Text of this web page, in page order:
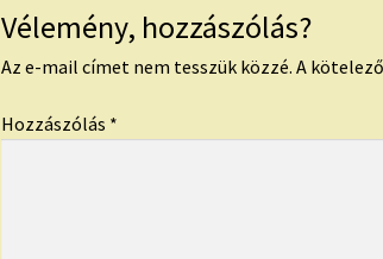
Vélemény, hozzászólás?
Az e-mail címet nem tesszük közzé. A
Hozzászólás *